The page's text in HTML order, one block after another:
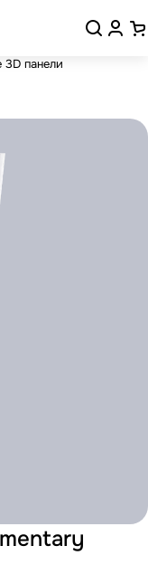
3D панели